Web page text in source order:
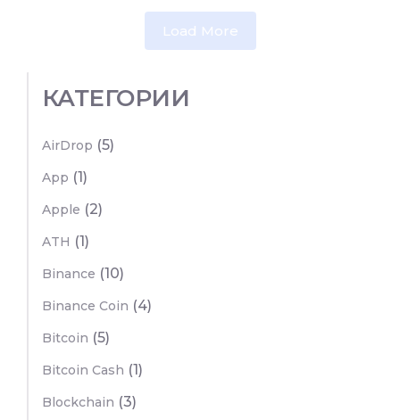
Load More
КАТЕГОРИИ
AirDrop (5)
App (1)
Apple (2)
ATH (1)
Binance (10)
Binance Coin (4)
Bitcoin (5)
Bitcoin Cash (1)
Blockchain (3)